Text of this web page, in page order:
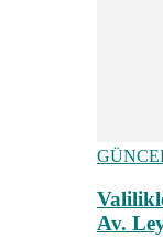
Av.